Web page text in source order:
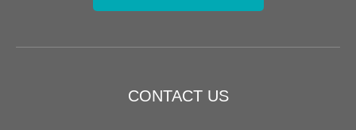
CONTACT US